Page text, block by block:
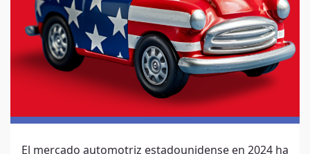
El mercado automotriz estadounidense en 2024 ha